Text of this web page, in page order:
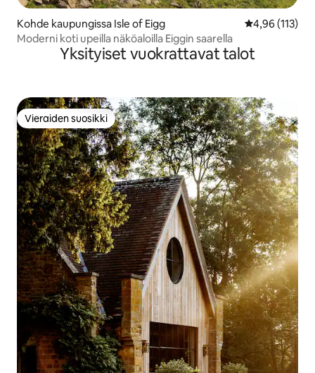
Kohde kaupungissa Isle of Eigg
4,96 (113)
Moderni koti upeilla näköaloilla Eiggin saarella
Yksityiset vuokrattavat talot
Vieraiden suosikki
Vieraiden suosikki